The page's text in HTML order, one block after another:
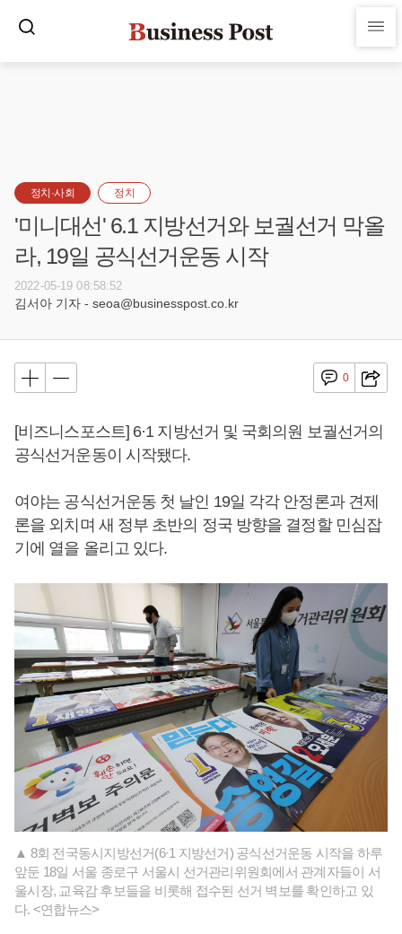
정치·사회 정치
'미니대선' 6.1 지방선거와 보궐선거 막올
라, 19일 공식선거운동 시작
2022-05-19 08:58:52
김서아 기자 - seoa@businesspost.co.kr
0
[비즈니스포스트] 6·1 지방선거 및 국회의원 보궐선거의
공식선거운동이 시작됐다.
여야는 공식선거운동 첫 날인 19일 각각 안정론과 견제
론을 외치며 새 정부 초반의 정국 방향을 결정할 민심잡
기에 열을 올리고 있다.
▲ 8회 전국동시지방선거(6·1 지방선거) 공식선거운동 시작을 하루
앞둔 18일 서울 종로구 서울시 선거관리위원회에서 관계자들이 서
울시장, 교육감 후보들을 비롯해 접수된 선거 벽보를 확인하고 있
다. <연합뉴스>